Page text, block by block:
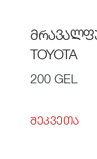
TOYOTA
200 GEL
ᲨᲔᲙᲕᲔᲗᲐ